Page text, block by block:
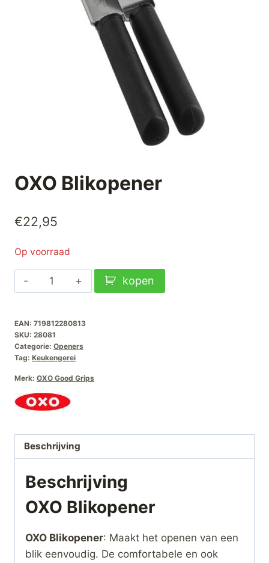
OXO Blikopener
€22,95
Op voorraad
OXO
Blikopener
kopen
EAN: 719812280813
SKU: 28081
Categorie: Openers
Tag: Keukengerei
Merk: OXO Good Grips
Beschrijving
Beschrijving
OXO Blikopener
OXO Blikopener: Maakt het openen van een
blik eenvoudig. De comfortabele en ook